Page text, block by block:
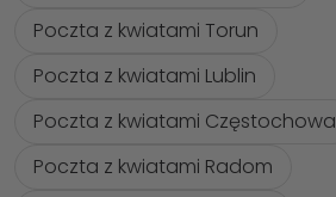
Poczta z kwiatami Torun
Poczta z kwiatami Lublin
Poczta z kwiatami Częstochowa
Poczta z kwiatami Radom